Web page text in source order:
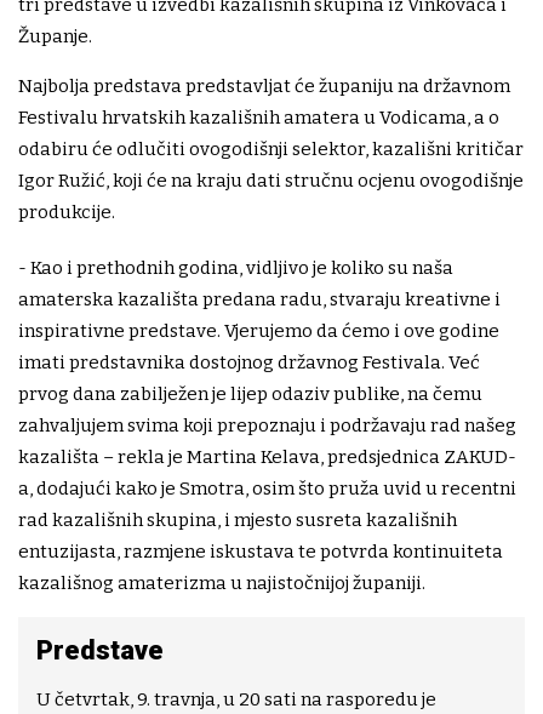
tri predstave u izvedbi kazališnih skupina iz Vinkovaca i
Županje.
Najbolja predstava predstavljat će županiju na državnom
Festivalu hrvatskih kazališnih amatera u Vodicama, a o
odabiru će odlučiti ovogodišnji selektor, kazališni kritičar
Igor Ružić, koji će na kraju dati stručnu ocjenu ovogodišnje
produkcije.
- Kao i prethodnih godina, vidljivo je koliko su naša
amaterska kazališta predana radu, stvaraju kreativne i
inspirativne predstave. Vjerujemo da ćemo i ove godine
imati predstavnika dostojnog državnog Festivala. Već
prvog dana zabilježen je lijep odaziv publike, na čemu
zahvaljujem svima koji prepoznaju i podržavaju rad našeg
kazališta – rekla je Martina Kelava, predsjednica ZAKUD-
a, dodajući kako je Smotra, osim što pruža uvid u recentni
rad kazališnih skupina, i mjesto susreta kazališnih
entuzijasta, razmjene iskustava te potvrda kontinuiteta
kazališnog amaterizma u najistočnijoj županiji.
Predstave
U četvrtak, 9. travnja, u 20 sati na rasporedu je